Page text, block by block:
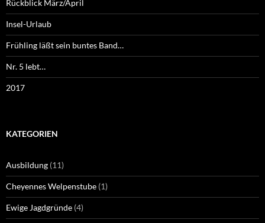
Rückblick März/April
Insel-Urlaub
Frühling läßt sein buntes Band…
Nr. 5 lebt…
2017
KATEGORIEN
Ausbildung (11)
Cheyennes Welpenstube (1)
Ewige Jagdgründe (4)